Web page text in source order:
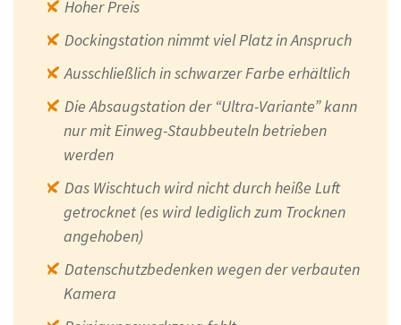
Hoher Preis
Dockingstation nimmt viel Platz in Anspruch
Ausschließlich in schwarzer Farbe erhältlich
Die Absaugstation der “Ultra-Variante” kann
nur mit Einweg-Staubbeuteln betrieben
werden
Das Wischtuch wird nicht durch heiße Luft
getrocknet (es wird lediglich zum Trocknen
angehoben)
Datenschutzbedenken wegen der verbauten
Kamera